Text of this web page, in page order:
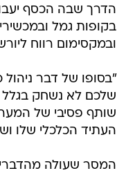
הדרך שבה הכסף
בקופות גמל
ובמקסימום רווח
"בסופו של דבר
שלכם לא נשחק בגלל
שותף פסיבי של
העתיד הכלכלי שלו
המסר שעולה